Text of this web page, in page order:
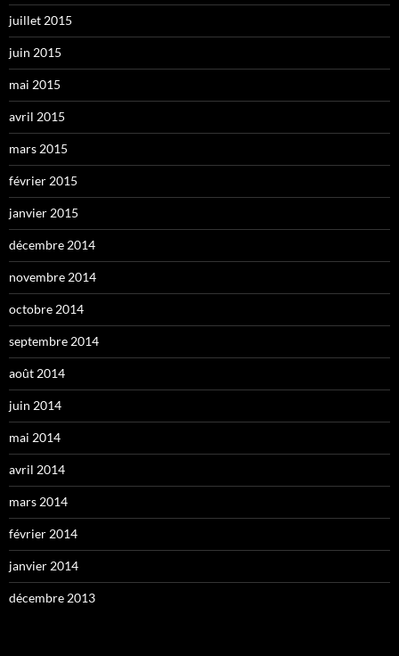
juillet 2015
juin 2015
mai 2015
avril 2015
mars 2015
février 2015
janvier 2015
décembre 2014
novembre 2014
octobre 2014
septembre 2014
août 2014
juin 2014
mai 2014
avril 2014
mars 2014
février 2014
janvier 2014
décembre 2013